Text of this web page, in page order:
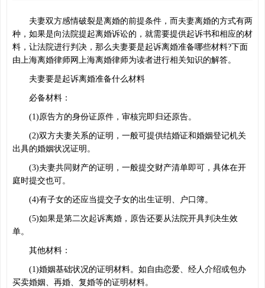
夫妻双方感情破裂是离婚的前提条件，而夫妻离婚的方式有两
种，如果是向法院提起离婚诉讼的，就需要提供起诉书和相应的材
料，让法院进行判决，那么夫妻要是起诉离婚准备哪些材料?下面
由上海离婚律师网上海离婚律师为读者进行相关知识的解答。
夫妻要是起诉离婚准备什么材料
必备材料：
(1)原告方的身份证原件，审核完即归还原告。
(2)双方夫妻关系的证明，一般可提供结婚证和婚姻登记机关
出具的婚姻状况证明。
(3)夫妻共同财产的证明，一般提交财产清单即可，具体在开
庭时提交也可。
(4)有子女的还应当提交子女的出生证明、户口簿。
(5)如果是第二次起诉离婚，原告还要从法院开具判决生效
单。
其他材料：
(1)婚姻基础状况的证明材料。如自由恋爱、经人介绍或包办
买卖婚姻、再婚、复婚等的证明材料。